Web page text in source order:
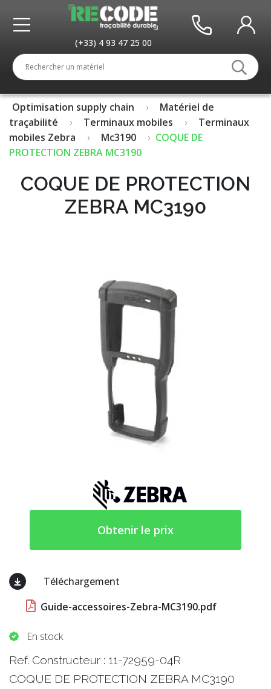
(+33) 4 93 47 25 00
Optimisation supply chain
Matériel de
traçabilité
Terminaux mobiles
Terminaux
mobiles Zebra
Mc3190
COQUE DE
PROTECTION ZEBRA MC3190
COQUE DE PROTECTION
ZEBRA MC3190
Obtenir le prix
Téléchargement
Guide-accessoires-Zebra-MC3190.pdf
En stock
Ref. Constructeur : 11-72959-04R
COQUE DE PROTECTION ZEBRA MC3190